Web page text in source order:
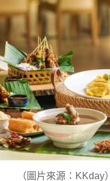
（圖片來源：KKday）